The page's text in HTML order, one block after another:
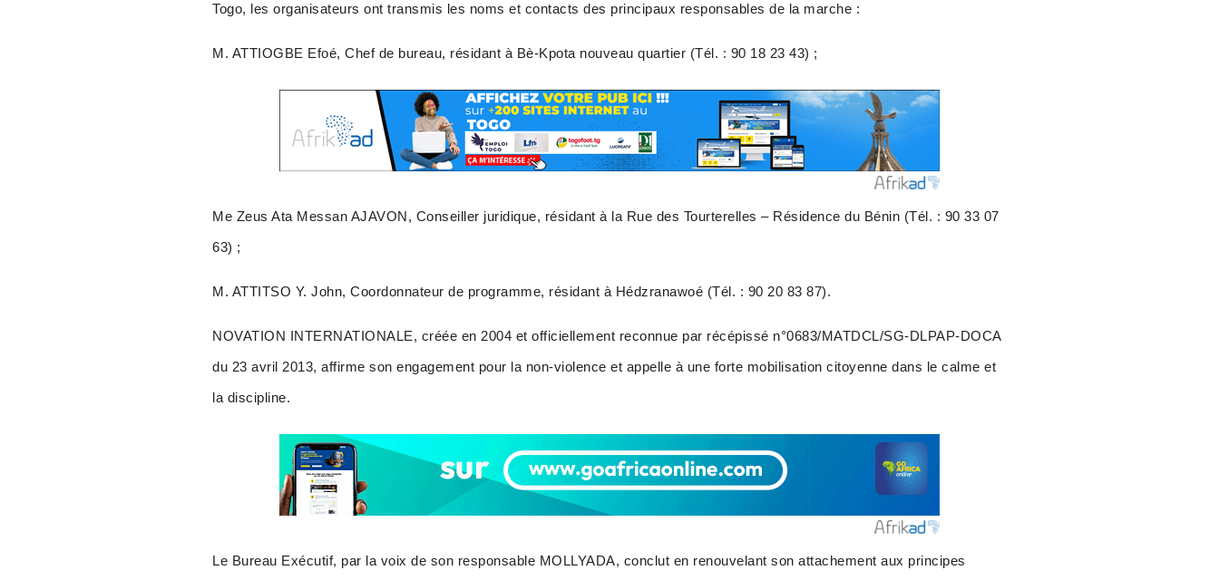
Togo, les organisateurs ont transmis les noms et contacts des principaux responsables de la marche :
M. ATTIOGBE Efoé, Chef de bureau, résidant à Bè-Kpota nouveau quartier (Tél. : 90 18 23 43) ;
Me Zeus Ata Messan AJAVON, Conseiller juridique, résidant à la Rue des Tourterelles – Résidence du Bénin (Tél. : 90 33 07
63) ;
M. ATTITSO Y. John, Coordonnateur de programme, résidant à Hédzranawoé (Tél. : 90 20 83 87).
NOVATION INTERNATIONALE, créée en 2004 et officiellement reconnue par récépissé n°0683/MATDCL/SG-DLPAP-DOCA
du 23 avril 2013, affirme son engagement pour la non-violence et appelle à une forte mobilisation citoyenne dans le calme et
la discipline.
Le Bureau Exécutif, par la voix de son responsable MOLLYADA, conclut en renouvelant son attachement aux principes